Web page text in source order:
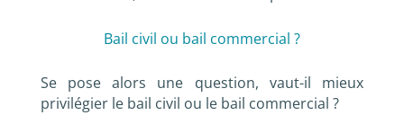
Bail civil ou bail commercial ?
Se pose alors une question, vaut-il mieux
privilégier le bail civil ou le bail commercial ?